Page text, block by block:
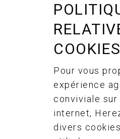
COOKIES
Pour vous
expérience
conviviale
internet,
divers